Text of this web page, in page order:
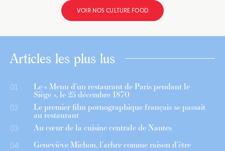
VOIR NOS CULTURE FOOD
Articles les plus lus
01 Le « Menu d’un restaurant de Paris pendant le
Siège », le 25 décembre 1870
02 Le premier film pornographique français se passait
au restaurant
03 Au cœur de la cuisine centrale de Nantes
04 Geneviève Michon, l’arbre comme raison d’être